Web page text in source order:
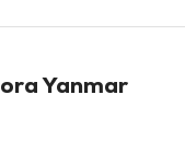
Yanmar